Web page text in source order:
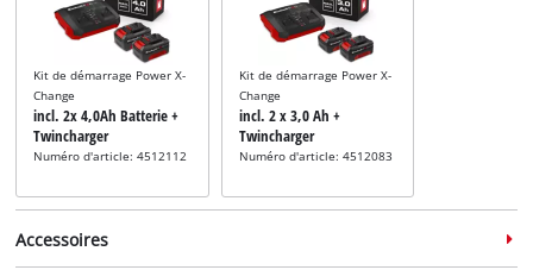
Kit de démarrage Power X-
Change
incl. 2x 4,0Ah Batterie +
Twincharger
Numéro d'article: 4512112
Kit de démarrage Power X-
Change
incl. 2 x 3,0 Ah +
Twincharger
Numéro d'article: 4512083
Accessoires